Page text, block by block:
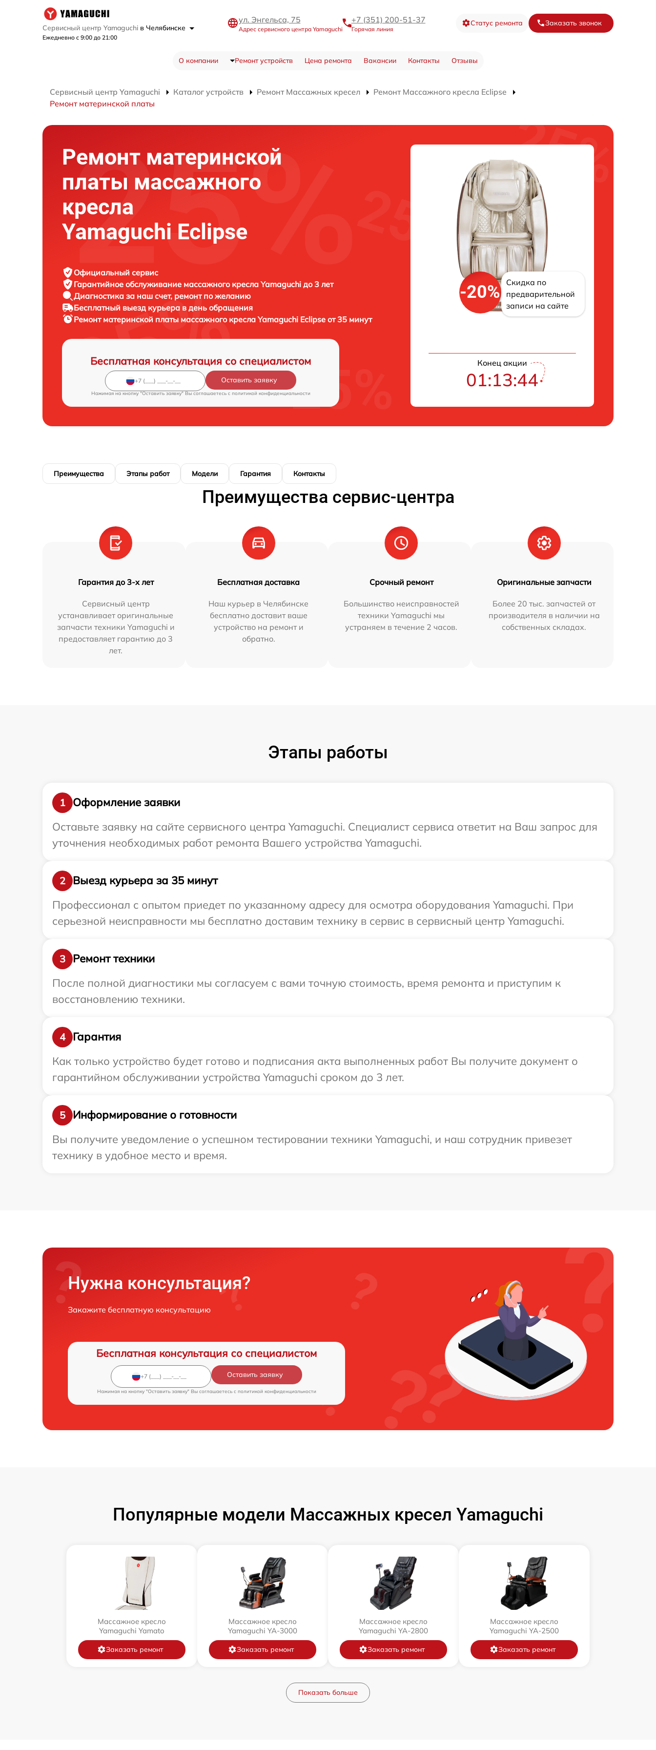
Сервисный центр Yamaguchi в Челябинске
Ежедневно с 9:00 до 21:00
ул. Энгельса, 75
Адрес сервисного центра Yamaguchi
+7 (351) 200-51-37
Горячая линия
Статус ремонта Заказать звонок
О компании Ремонт устройств Цена ремонта Вакансии Контакты Отзывы
Сервисный центр Yamaguchi Каталог устройств Ремонт Массажных кресел
Ремонт Массажного кресла Eclipse
Ремонт материнской платы
Ремонт материнской
платы массажного
кресла
Yamaguchi Eclipse
Официальный сервис
Гарантийное обслуживание массажного кресла Yamaguchi до 3 лет
Диагностика за наш счет, ремонт по желанию
Бесплатный выезд курьера в день обращения
Ремонт материнской платы массажного креслаYamaguchi Eclipse от 35 минут
Бесплатная консультация со специалистом
Оставить заявку
Нажимая на кнопку "Оставить заявку" Вы соглашаетесь c политикой конфиденциальности
-20%
Скидка по
предварительной
записи на сайте
Конец акции
01:13:43
Преимущества Этапы работ Модели Гарантия Контакты
Преимущества сервис-центра
Гарантия до 3-х лет
Сервисный центр
устанавливает оригинальные
запчасти техники Yamaguchi и
предоставляет гарантию до 3
лет.
Бесплатная доставка
Наш курьер в Челябинске
бесплатно доставит ваше
устройство на ремонт и
обратно.
Срочный ремонт
Большинство неисправностей
техники Yamaguchi мы
устраняем в течение 2 часов.
Оригинальные запчасти
Более 20 тыс. запчастей от
производителя в наличии на
собственных складах.
Этапы работы
1
Оформление заявки
Оставьте заявку на сайте сервисного центра Yamaguchi. Специалист сервиса ответит на Ваш запрос для
уточнения необходимых работ ремонта Вашего устройства Yamaguchi.
2
Выезд курьера за 35 минут
Профессионал с опытом приедет по указанному адресу для осмотра оборудования Yamaguchi. При
серьезной неисправности мы бесплатно доставим технику в сервис в сервисный центр Yamaguchi.
3
Ремонт техники
После полной диагностики мы согласуем с вами точную стоимость, время ремонта и приступим к
восстановлению техники.
4
Гарантия
Как только устройство будет готово и подписания акта выполненных работ Вы получите документ о
гарантийном обслуживании устройства Yamaguchi сроком до 3 лет.
5
Информирование о готовности
Вы получите уведомление о успешном тестировании техники Yamaguchi, и наш сотрудник привезет
технику в удобное место и время.
Нужна консультация?
Закажите бесплатную консультацию
Бесплатная консультация со специалистом
Оставить заявку
Нажимая на кнопку "Оставить заявку" Вы соглашаетесь c политикой конфиденциальности
Популярные модели Массажных кресел Yamaguchi
Массажное кресло
Yamaguchi Yamato
Заказать ремонт
Массажное кресло
Yamaguchi YA-3000
Заказать ремонт
Массажное кресло
Yamaguchi YA-2800
Заказать ремонт
Массажное кресло
Yamaguchi YA-2500
Заказать ремонт
Показать больше